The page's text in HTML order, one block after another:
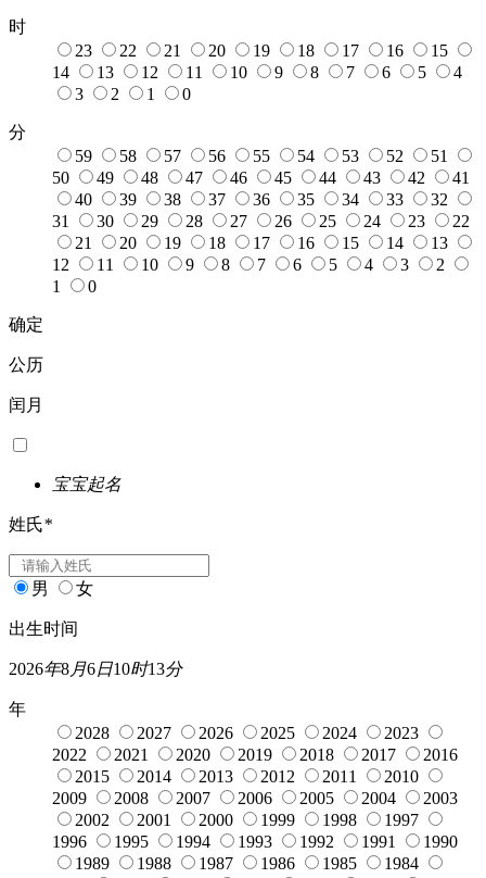
时
23
22 21 20 19 18 17 16
15
14
13 12 11 10 9 8 7 6 5
4
3
2 1 0
分
59
58 57 56 55 54 53 52
51
50
49 48 47 46 45 44 43 42
41
40
39 38 37 36 35 34 33
32
31
30 29 28 27 26 25 24 23
22
21
20 19 18 17 16 15 14
13
12
11 10 9 8 7 6 5 4 3
2
1
0
确定
公历
闰月
宝宝起名
姓氏*
男 女
出生时间
2026年8月6日10时13分
年
2028
2027 2026 2025 2024
2023
2022
2021 2020 2019 2018 2017
2016
2015
2014 2013 2012 2011
2010
2009
2008 2007 2006 2005 2004
2003
2002
2001 2000 1999 1998
1997
1996
1995 1994 1993 1992 1991
1990
1989
1988 1987 1986 1985
1984